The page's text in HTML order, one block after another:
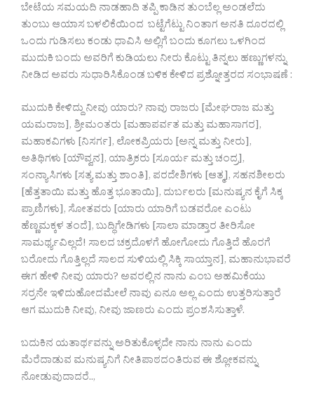
ಬೇಟೆಯ ಸಮಯದಿ ನಾಡಹಾದಿ ತಪ್ಪಿ ಕಾಡಿನ ತುಂಬೆಲ್ಲ ಅಂಡಲೆದು
ತುಂಬು ಆಯಾಸ ಬಳಲಿಕೆಯಿಂದ ಬಟ್ಟೆಗೆಟ್ಟು ನಿಂತಾಗ ಅನತಿ ದೂರದಲ್ಲಿ
ಒಂದು ಗುಡಿಸಲು ಕಂಡು ಧಾವಿಸಿ ಅಲ್ಲಿಗೆ ಬಂದು ಕೂಗಲು ಒಳಗಿಂದ
ಮುದುಕಿ ಬಂದು ಅವರಿಗೆ ಕುಡಿಯಲು ನೀರು ಕೊಟ್ಟು ತಿನ್ನಲು ಹಣ್ಣುಗಳನ್ನು
ನೀಡಿದ ಅವರು ಸುಧಾರಿಸಿಕೊಂಡ ಬಳಿಕ ಕೇಳಿದ ಪ್ರಶ್ನೋತ್ತರದ ಸಂಭಾಷಣೆ :
ಮುದುಕಿ ಕೇಳಿದ್ದು ನೀವು ಯಾರು? ನಾವು ರಾಜರು [ಮೇಘರಾಜ ಮತ್ತು
ಯಮರಾಜ], ಶ್ರೀಮಂತರು [ಮಹಾಪರ್ವತ ಮತ್ತು ಮಹಾಸಾಗರ],
ಮಹಾಕವಿಗಳು [ನಿಸರ್ಗ], ಲೋಕಪ್ರಿಯರು [ಅನ್ನ ಮತ್ತು ನೀರು],
ಅತಿಥಿಗಳು [ಯೌವ್ವನ], ಯಾತ್ರಿಕರು [ಸೂರ್ಯ ಮತ್ತು ಚಂದ್ರ],
ಸಂನ್ಯಾಸಿಗಳು [ಸತ್ಯ ಮತ್ತು ಶಾಂತಿ], ಪರದೇಶಿಗಳು [ಆತ್ಮ], ಸಹನಶೀಲರು
[ಹೆತ್ತತಾಯಿ ಮತ್ತು ಹೊತ್ತ ಭೂತಾಯಿ], ದುರ್ಬಲರು [ಮನುಷ್ಯನ ಕೈಗೆ ಸಿಕ್ಕ
ಪ್ರಾಣಿಗಳು], ಸೋತವರು [ಯಾರು ಯಾರಿಗೆ ಬಡವರೋ ಎಂಟು
ಹೆಣ್ಣಮಕ್ಕಳ ತಂದೆ], ಬುದ್ಧಿಗೇಡಿಗಳು [ಸಾಲಾ ಮಾಡ್ತಾರ ತೀರಿಸೋ
ಸಾಮರ್ಥ್ಯವಿಲ್ಲದೆ! ಸಾಲದ ಚಕ್ರದೊಳಗೆ ಹೋಗೋದು ಗೊತ್ತಿದೆ ಹೊರಗೆ
ಬರೋದು ಗೊತ್ತಿಲ್ಲದೆ ಸಾಲದ ಸುಳಿಯಲ್ಲಿ ಸಿಕ್ಕಿ ಸಾಯ್ತಾನ], ಮಹಾನುಭಾವರೆ
ಈಗ ಹೇಳಿ ನೀವು ಯಾರು? ಅವರಲ್ಲಿನ ನಾನು ಎಂಬ ಅಹಮಿಕೆಯು
ಸರ್ರನೇ ಇಳಿದುಹೋದಮೇಲೆ ನಾವು ಏನೂ ಅಲ್ಲ ಎಂದು ಉತ್ತರಿಸುತ್ತಾರೆ
ಆಗ ಮುದುಕಿ ನೀವು, ನೀವು ಜಾಣರು ಎಂದು ಪ್ರಂಶಸಿಸುತ್ತಾಳೆ.
ಬದುಕಿನ ಯತಾರ್ಥವನ್ನು ಅರಿತುಕೊಳ್ಳದೇ ನಾನು ನಾನು ಎಂದು
ಮೆರೆದಾಡುವ ಮನುಷ್ಯನಿಗೆ ನೀತಿಪಾಠದಂತಿರುವ ಈ ಶ್ಲೋಕವನ್ನು
ನೋಡುವುದಾದರೆ..,